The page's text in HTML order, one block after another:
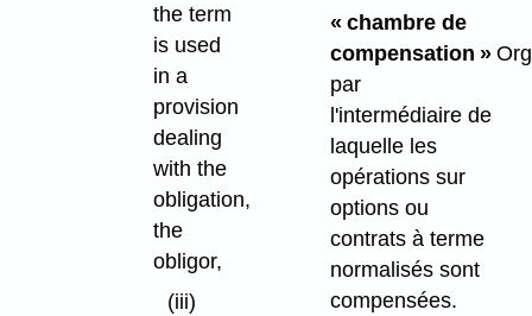
the term
is used
in a
provision
dealing
with the
obligation,
the
obligor,
(iii)
« chambre de
compensation »
par
l'intermédiaire de
laquelle les
opérations sur
options ou
contrats à terme
normalisés sont
compensées.